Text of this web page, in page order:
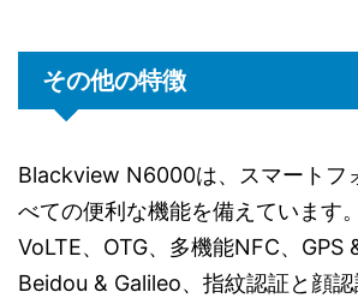
その他の特徴
Blackview N6000は、スマートフ
べての便利な機能を備えています
VoLTE、OTG、多機能NFC、GPS
Beidou & Galileo、指紋認証と顔認